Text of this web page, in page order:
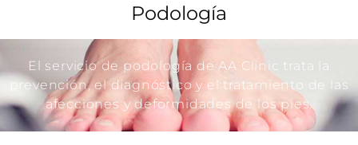
Podología
El servicio de podología de AA Clinic trata la
prevención, el diagnóstico y el tratamiento de las
afecciones y deformidades de los pies.